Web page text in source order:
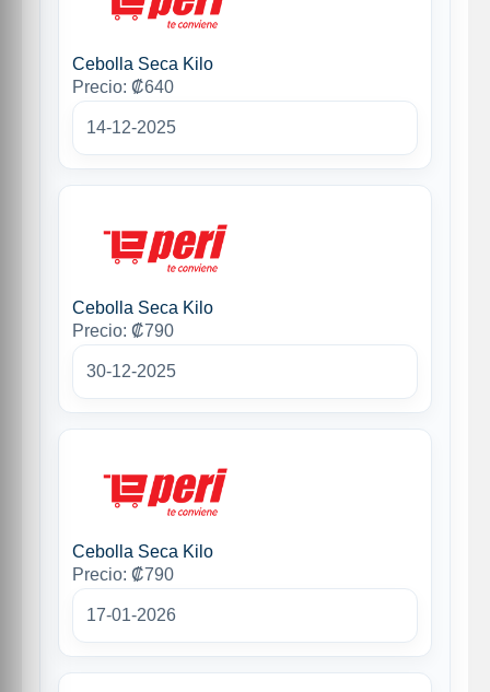
Cebolla Seca Kilo
Precio: ₡640
14-12-2025
Cebolla Seca Kilo
Precio: ₡790
30-12-2025
Cebolla Seca Kilo
Precio: ₡790
17-01-2026